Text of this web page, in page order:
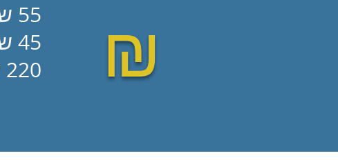
55 ש"ח למבוגר
45 ש"ח לילד
220 ש"ח לכרטיס למשפחה גרעינית
₪